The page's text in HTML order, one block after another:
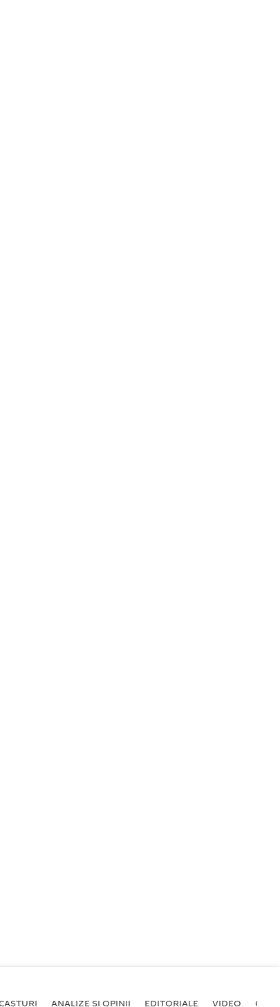
ANALIZE ȘI OPINII EDITORIALE VIDEO